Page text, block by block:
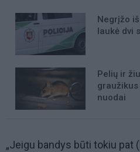
Negrįžo
laukė dvi
Pelių ir
nuodai
„Jeigu bandys būti tokiu pat